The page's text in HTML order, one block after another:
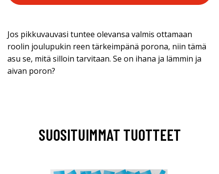
Jos pikkuvauvasi tuntee olevansa valmis ottamaan
roolin joulupukin reen tärkeimpänä porona, niin tämä
asu se, mitä silloin tarvitaan. Se on ihana ja lämmin ja
aivan poron?
SUOSITUIMMAT TUOTTEET